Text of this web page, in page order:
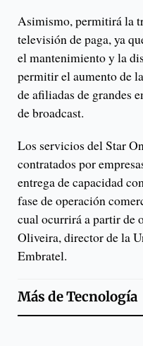
Asimismo, permitirá la
televisión de paga, ya
el mantenimiento y la
permitir el aumento de
de afiliadas de grandes
de broadcast.
Los servicios del Star
contratados por
entrega de capacidad
fase de operación
cual ocurrirá a partir de
Oliveira, director de la
Embratel.
Más deTecnología